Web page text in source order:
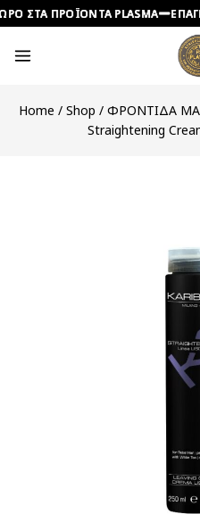
ΣΤΑ ΠΡΟΪΟΝΤΑ PLASMA
ΣΤΑ ΠΡΟΪΟΝΤΑ PLASMA
ΣΤΑ ΠΡΟΪΟΝΤΑ PLASMA
Home / Shop / ΦΡΟΝΤΙΔΑ
Straightening